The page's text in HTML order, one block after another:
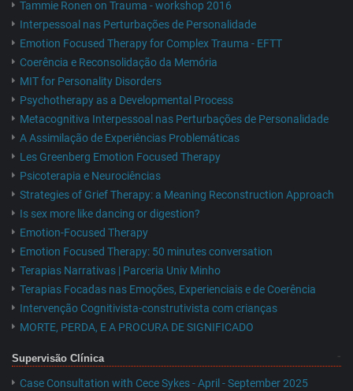
Tammie Ronen on Trauma - workshop 2016
Interpessoal nas Perturbações de Personalidade
Emotion Focused Therapy for Complex Trauma - EFTT
Coerência e Reconsolidação da Memória
MIT for Personality Disorders
Psychotherapy as a Developmental Process
Metacognitiva Interpessoal nas Perturbações de Personalidade
A Assimilação de Experiências Problemáticas
Les Greenberg Emotion Focused Therapy
Psicoterapia e Neurociências
Strategies of Grief Therapy: a Meaning Reconstruction Approach
Is sex more like dancing or digestion?
Emotion-Focused Therapy
Emotion Focused Therapy: 50 minutes conversation
Terapias Narrativas | Parceria Univ Minho
Terapias Focadas nas Emoções, Experienciais e de Coerência
Intervenção Cognitivista-construtivista com crianças
MORTE, PERDA, E A PROCURA DE SIGNIFICADO
Supervisão Clínica
Case Consultation with Cece Sykes - April - September 2025